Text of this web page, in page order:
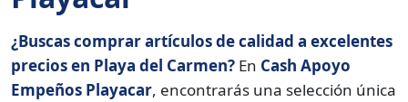
¿Buscas comprar artículos de calidad a excelentes
precios en Playa del Carmen? En Cash Apoyo
Empeños Playacar, encontrarás una selección única